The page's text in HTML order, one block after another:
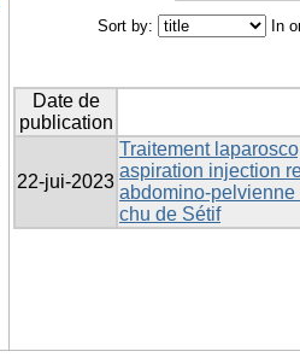
Sort by: In
Date de
publication
22-jui-2023
Traitement
aspiration injection
abdomino-pelvienne
chu de Sétif